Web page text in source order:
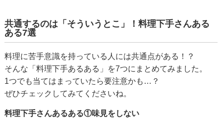
共通するのは「そういうとこ」！料理下手さんある
ある7選
料理に苦手意識を持っている人には共通点がある！？
そんな「料理下手あるある」を7つにまとめてみました。
1つでも当てはまっていたら要注意かも…？
ぜひチェックしてみてくださいね。
料理下手さんあるある①味見をしない